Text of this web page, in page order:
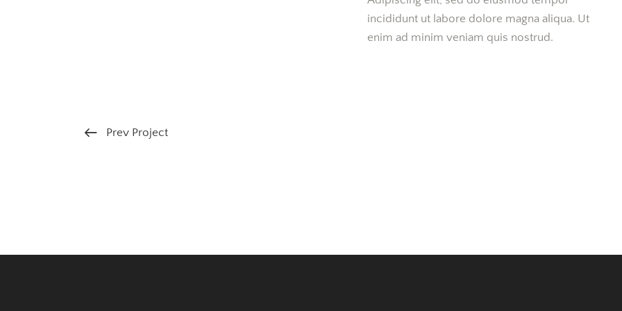
incididunt ut labore dolore magna aliqua. Ut
enim ad minim veniam quis nostrud.
Prev Project